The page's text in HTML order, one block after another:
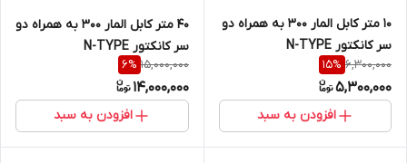
10 متر کابل المار 300 به همراه دو
سر کانکتور N-TYPE
6,300,000
15%
5,300,000
افزودن به سبد
40 متر کابل المار 300 به همراه دو
سر کانکتور N-TYPE
15,000,000
6%
14,000,000
افزودن به سبد